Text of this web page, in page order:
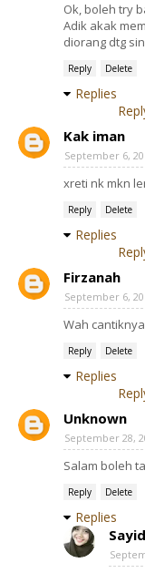
Ok, boleh try
Adik akak
diorang dtg
Reply Delete
Replies
Kak iman
September 6,
xreti nk mkn
Reply Delete
Replies
Firzanah
September 6,
Wah
Reply Delete
Replies
Unknown
September 28,
Salam boleh
Reply Delete
Replies